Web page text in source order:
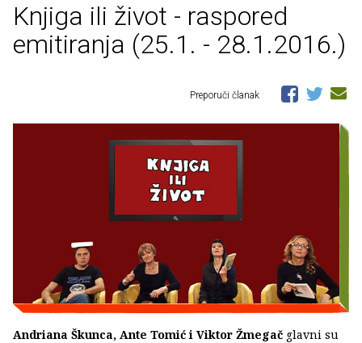
Knjiga ili život - raspored
emitiranja (25.1. - 28.1.2016.)
Preporuči članak
Andriana Škunca, Ante Tomić i Viktor Žmegač glavni su